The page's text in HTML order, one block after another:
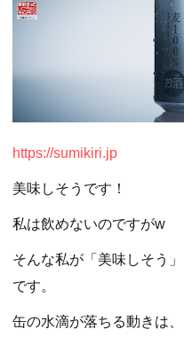
https://sumikiri.jp
美味しそうです！
私は飲めないのですがw
そんな私が「美味しそう
です。
缶の水滴が落ちる動きは